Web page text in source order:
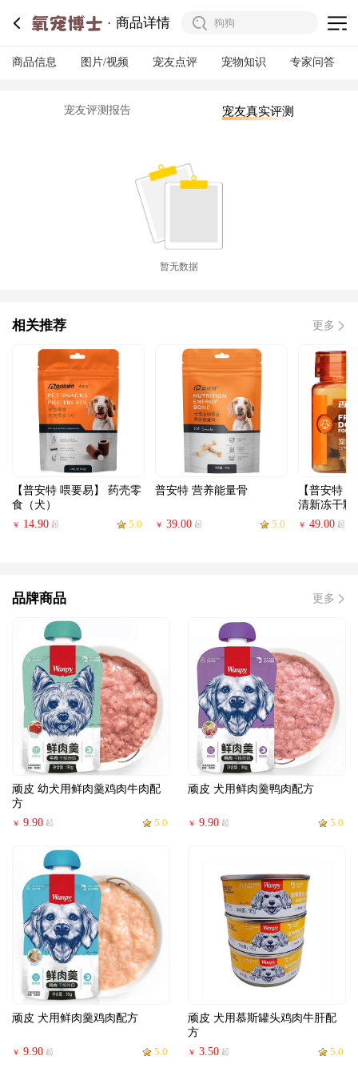
商品详情
商品信息 图片/视频 宠友点评 宠物知识 专家问答
宠友评测报告 宠友真实评测
暂无数据
相关推荐 更多
【普安特 喂要易】 药壳零
食（犬）
￥ 14.90 起 5.0
普安特 营养能量骨
￥ 39.00 起 5.0
【普安特
清新冻干颗
￥ 49.00 起
品牌商品 更多
顽皮 幼犬用鲜肉羹鸡肉牛肉配
方
￥ 9.90 起 5.0
顽皮 犬用鲜肉羹鸭肉配方
￥ 9.90 起 5.0
顽皮 犬用鲜肉羹鸡肉配方
￥ 9.90 起 5.0
顽皮 犬用慕斯罐头鸡肉牛肝配
方
￥ 3.50 起 5.0